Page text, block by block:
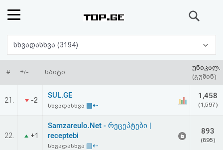
რეიტინგი
(მთავარი)
ფოსტა
პასუხი
სხვადასხვა (3194)
# +/- საიტი
უნიკალ.
(გუშინ)
21. -2
SUL.GE
სხვადასხვა ▤⇠
1,458
(1,597)
22. +1
Samzareulo.Net - რეცეპტები |
receptebi
სხვადასხვა ▤⇠
893
(895)